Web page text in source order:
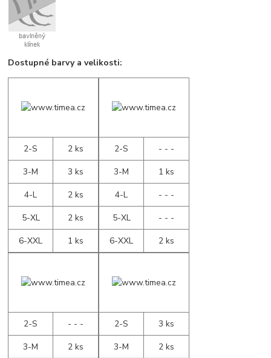
Dostupné barvy a velikosti:
2-S
2 ks
3-M
3 ks
4-L
2 ks
5-XL
2 ks
6-XXL
1 ks
2-S
- - -
3-M
1 ks
4-L
- - -
5-XL
- - -
6-XXL
2 ks
2-S
- - -
3-M
2 ks
2-S
3 ks
3-M
2 ks